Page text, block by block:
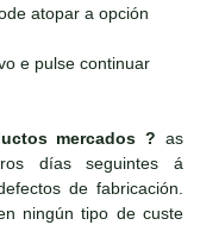
atopar a opción
e pulse continuar
mercados ? as
días seguintes á
de fabricación.
ningún tipo de custe